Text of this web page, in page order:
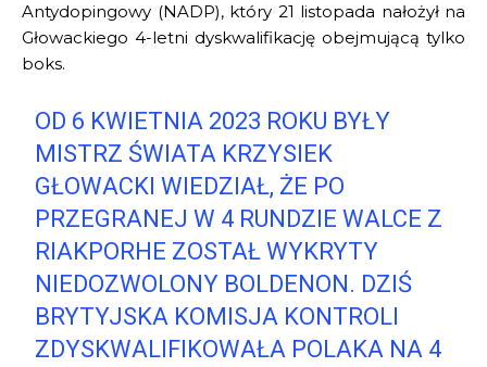
Antydopingowy (NADP), który 21 listopada nałożył na
Głowackiego 4-letni dyskwalifikację obejmującą tylko
boks.
OD 6 KWIETNIA 2023 ROKU BYŁY
MISTRZ ŚWIATA KRZYSIEK
GŁOWACKI WIEDZIAŁ, ŻE PO
PRZEGRANEJ W 4 RUNDZIE WALCE Z
RIAKPORHE ZOSTAŁ WYKRYTY
NIEDOZWOLONY BOLDENON. DZIŚ
BRYTYJSKA KOMISJA KONTROLI
ZDYSKWALIFIKOWAŁA POLAKA NA 4